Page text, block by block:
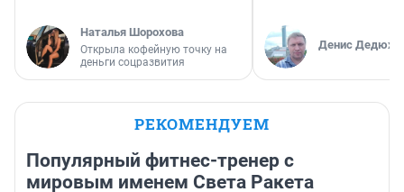
Наталья Шорохова
Открыла кофейную точку на
деньги соцразвития
Денис
РЕКОМЕНДУЕМ
Популярный фитнес-тренер с
мировым именем Света Ракета